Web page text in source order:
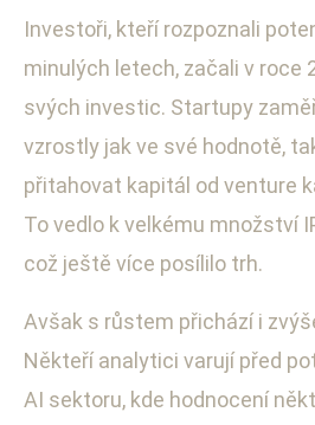
Investoři, kteří rozpoznali
minulých letech, začali v roce
svých investic. Startupy
vzrostly jak ve své hodnotě,
přitahovat kapitál od venture
To vedlo k velkému množství
což ještě více posílilo trh.
Avšak s růstem přichází i
Někteří analytici varují před
AI sektoru, kde hodnocení